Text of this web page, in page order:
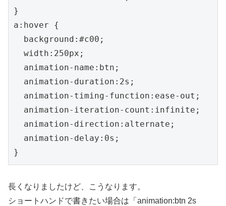
}
a:hover {
  background:#c00;
  width:250px;
  animation-name:btn;
  animation-duration:2s;
  animation-timing-function:ease-out;
  animation-iteration-count:infinite;
  animation-direction:alternate;
  animation-delay:0s;
}
長くなりましたけど、こうなります。
ショートハンドで書きたい場合は「animation:btn 2s